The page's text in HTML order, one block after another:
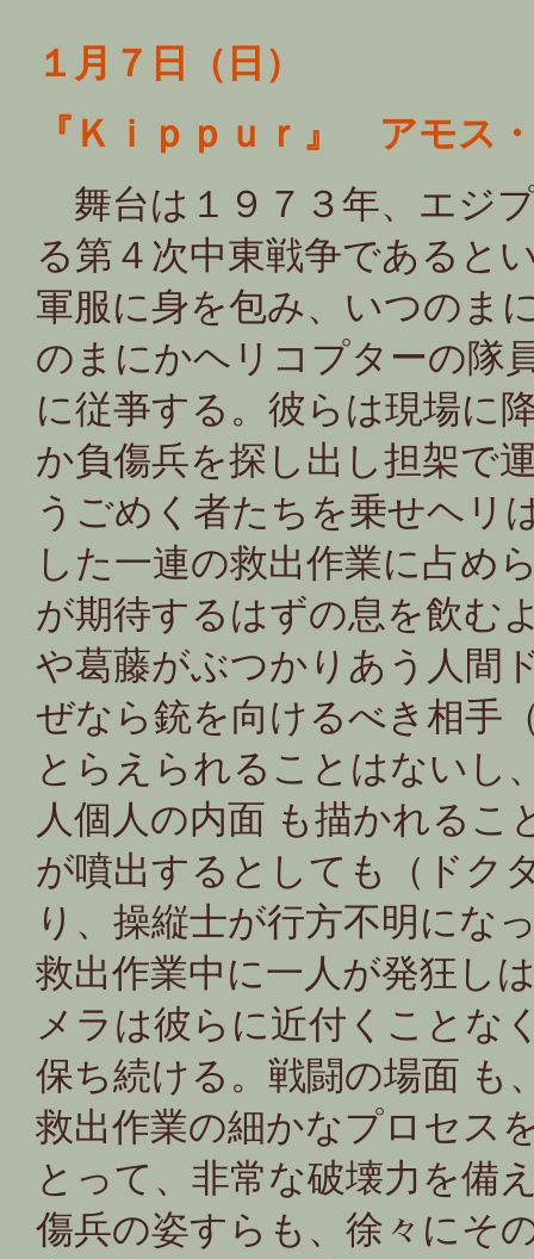
１月７日（日）
『Ｋｉｐｐｕｒ』 アモス
舞台は１９７３年、エジ
る第４次中東戦争であると
軍服に身を包み、いつのま
のまにかヘリコプターの隊
に従亊する。彼らは現場に
か負傷兵を探し出し担架で
うごめく者たちを乗せヘリ
した一連の救出作業に占め
が期待するはずの息を飲む
や葛藤がぶつかりあう人間
ぜなら銃を向けるべき相手
とらえられることはないし
人個人の内面 も描かれる
が噴出するとしても（ドク
り、操縦士が行方不明にな
救出作業中に一人が発狂し
メラは彼らに近付くことな
保ち続ける。戦闘の場面 も
救出作業の細かなプロセス
とって、非常な破壊力を備
傷兵の姿すらも、徐々にそ